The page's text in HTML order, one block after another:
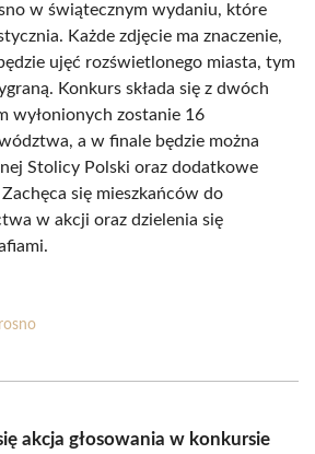
w świątecznym wydaniu, które
Każde zdjęcie ma znaczenie,
ujęć rozświetlonego miasta, tym
Konkurs składa się z dwóch
wyłonionych zostanie 16
a w finale będzie można
Stolicy Polski oraz dodatkowe
się mieszkańców do
w akcji oraz dzielenia się
akcja głosowania w konkursie